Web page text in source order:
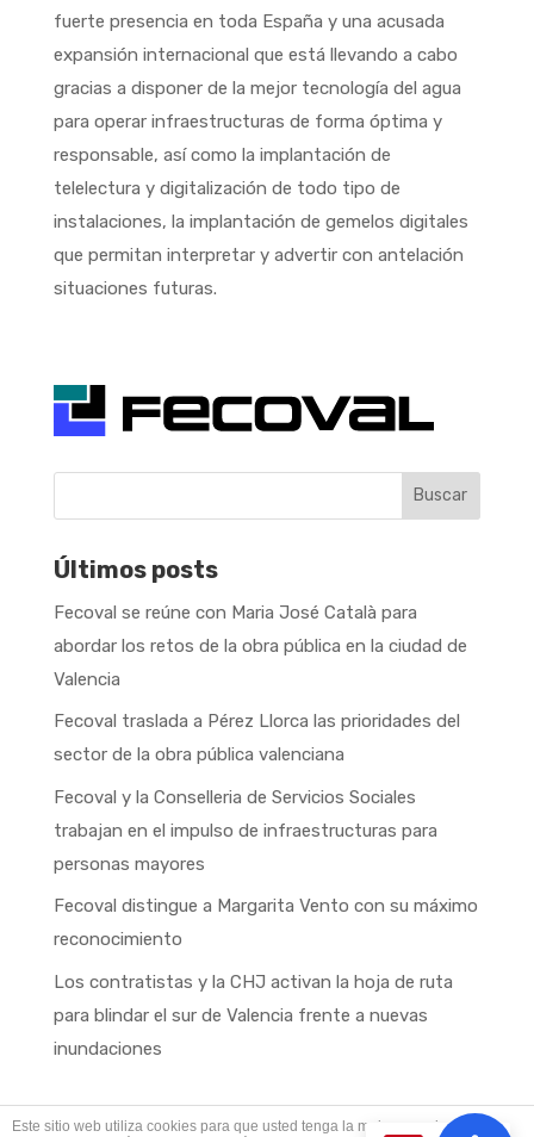
fuerte presencia en toda España y una acusada
expansión internacional que está llevando a cabo
gracias a disponer de la mejor tecnología del agua
para operar infraestructuras de forma óptima y
responsable, así como la implantación de
telelectura y digitalización de todo tipo de
instalaciones, la implantación de gemelos digitales
que permitan interpretar y advertir con antelación
situaciones futuras.
Buscar
Últimos posts
Fecoval se reúne con Maria José Català para
abordar los retos de la obra pública en la ciudad de
Valencia
Fecoval traslada a Pérez Llorca las prioridades del
sector de la obra pública valenciana
Fecoval y la Conselleria de Servicios Sociales
trabajan en el impulso de infraestructuras para
personas mayores
Fecoval distingue a Margarita Vento con su máximo
reconocimiento
Los contratistas y la CHJ activan la hoja de ruta
para blindar el sur de Valencia frente a nuevas
inundaciones
Este sitio web utiliza cookies para que usted tenga la mejor experiencia de